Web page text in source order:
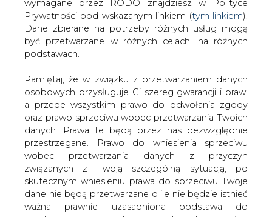
wymagane przez RODO znajdziesz w Polityce
Prywatności pod wskazanym linkiem (tym linkiem).
Dane zbierane na potrzeby różnych usług mogą
być przetwarzane w różnych celach, na różnych
podstawach.
Pamiętaj, że w związku z przetwarzaniem danych
osobowych przysługuje Ci szereg gwarancji i praw,
a przede wszystkim prawo do odwołania zgody
oraz prawo sprzeciwu wobec przetwarzania Twoich
danych. Prawa te będą przez nas bezwzględnie
przestrzegane. Prawo do wniesienia sprzeciwu
wobec przetwarzania danych z przyczyn
związanych z Twoją szczególną sytuacją, po
skutecznym wniesieniu prawa do sprzeciwu Twoje
dane nie będą przetwarzane o ile nie będzie istnieć
ważna prawnie uzasadniona podstawa do
Obajtek: nie możemy nie
wykorzystać szansy, jaką jest
rozwój petrochemii